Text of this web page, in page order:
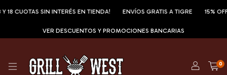
SIN INTERÉS EN TIENDA! ENVÍOS GRATIS A TIGRE 15% OFF POR
VER DESCUENTOS Y PROMOCIONES BANCARIAS
0